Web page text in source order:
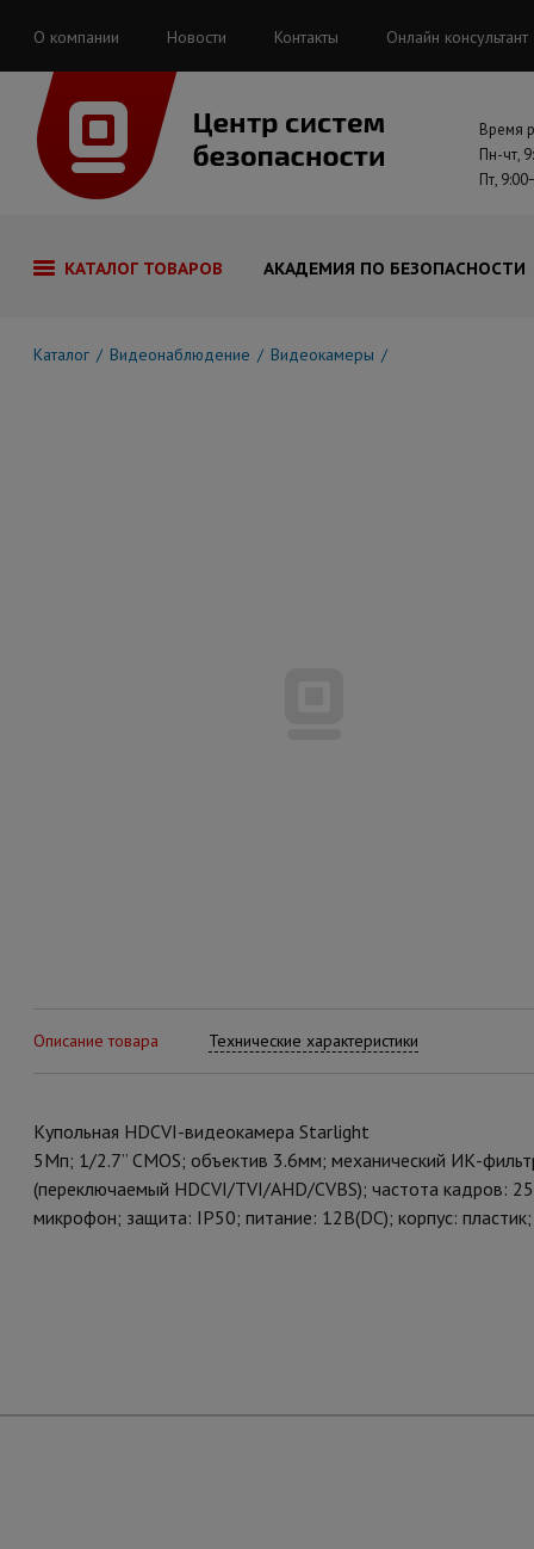
О компании Новости Контакты Онлайн консультант
Время
Пн-чт,
Пт,
КАТАЛОГ ТОВАРОВ АКАДЕМИЯ ПО БЕЗОПАСНОСТИ
Каталог Видеонаблюдение Видеокамеры
Описание товара Технические характеристики
Купольная HDCVI-видеокамера Starlight
5Мп; 1/2.7” CMOS; объектив 3.6мм; механический ИК-
(переключаемый HDCVI/TVI/AHD/CVBS); частота кадров:
микрофон; защита: IP50; питание: 12В(DC); корпус: